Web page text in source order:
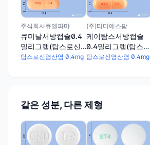
주식회사큐엘파마
큐미날서방캡슐0.4
밀리그램(탐스로신
염산염)
탐스로신염산염 0.4mg
(주)티디에스팜
케이탐스서방캡슐
0.4밀리그램(탐스로
신염산염)
탐스로신염산염 0.4mg
같은 성분, 다른 제형